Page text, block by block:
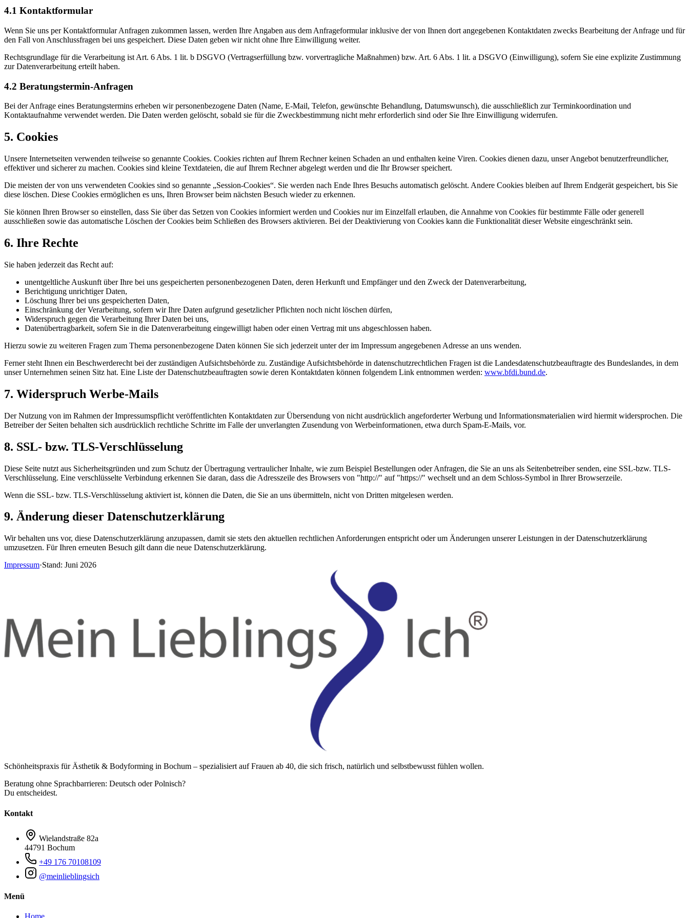
4.1 Kontaktformular
Wenn Sie uns per Kontaktformular Anfragen zukommen lassen, werden Ihre Angaben aus dem Anfrageformular inklusive der von Ihnen dort angegebenen Kontaktdaten zwecks Bearbeitung der Anfrage und für
den Fall von Anschlussfragen bei uns gespeichert. Diese Daten geben wir nicht ohne Ihre Einwilligung weiter.
Rechtsgrundlage für die Verarbeitung ist Art. 6 Abs. 1 lit. b DSGVO (Vertragserfüllung bzw. vorvertragliche Maßnahmen) bzw. Art. 6 Abs. 1 lit. a DSGVO (Einwilligung), sofern Sie eine explizite Zustimmung
zur Datenverarbeitung erteilt haben.
4.2 Beratungstermin-Anfragen
Bei der Anfrage eines Beratungstermins erheben wir personenbezogene Daten (Name, E-Mail, Telefon, gewünschte Behandlung, Datumswunsch), die ausschließlich zur Terminkoordination und
Kontaktaufnahme verwendet werden. Die Daten werden gelöscht, sobald sie für die Zweckbestimmung nicht mehr erforderlich sind oder Sie Ihre Einwilligung widerrufen.
5. Cookies
Unsere Internetseiten verwenden teilweise so genannte Cookies. Cookies richten auf Ihrem Rechner keinen Schaden an und enthalten keine Viren. Cookies dienen dazu, unser Angebot benutzerfreundlicher,
effektiver und sicherer zu machen. Cookies sind kleine Textdateien, die auf Ihrem Rechner abgelegt werden und die Ihr Browser speichert.
Die meisten der von uns verwendeten Cookies sind so genannte „Session-Cookies“. Sie werden nach Ende Ihres Besuchs automatisch gelöscht. Andere Cookies bleiben auf Ihrem Endgerät gespeichert, bis Sie
diese löschen. Diese Cookies ermöglichen es uns, Ihren Browser beim nächsten Besuch wieder zu erkennen.
Sie können Ihren Browser so einstellen, dass Sie über das Setzen von Cookies informiert werden und Cookies nur im Einzelfall erlauben, die Annahme von Cookies für bestimmte Fälle oder generell
ausschließen sowie das automatische Löschen der Cookies beim Schließen des Browsers aktivieren. Bei der Deaktivierung von Cookies kann die Funktionalität dieser Website eingeschränkt sein.
6. Ihre Rechte
Sie haben jederzeit das Recht auf:
unentgeltliche Auskunft über Ihre bei uns gespeicherten personenbezogenen Daten, deren Herkunft und Empfänger und den Zweck der Datenverarbeitung,
Berichtigung unrichtiger Daten,
Löschung Ihrer bei uns gespeicherten Daten,
Einschränkung der Verarbeitung, sofern wir Ihre Daten aufgrund gesetzlicher Pflichten noch nicht löschen dürfen,
Widerspruch gegen die Verarbeitung Ihrer Daten bei uns,
Datenübertragbarkeit, sofern Sie in die Datenverarbeitung eingewilligt haben oder einen Vertrag mit uns abgeschlossen haben.
Hierzu sowie zu weiteren Fragen zum Thema personenbezogene Daten können Sie sich jederzeit unter der im Impressum angegebenen Adresse an uns wenden.
Ferner steht Ihnen ein Beschwerderecht bei der zuständigen Aufsichtsbehörde zu. Zuständige Aufsichtsbehörde in datenschutzrechtlichen Fragen ist die Landesdatenschutzbeauftragte des Bundeslandes, in dem
unser Unternehmen seinen Sitz hat. Eine Liste der Datenschutzbeauftragten sowie deren Kontaktdaten können folgendem Link entnommen werden: www.bfdi.bund.de.
7. Widerspruch Werbe-Mails
Der Nutzung von im Rahmen der Impressumspflicht veröffentlichten Kontaktdaten zur Übersendung von nicht ausdrücklich angeforderter Werbung und Informationsmaterialien wird hiermit widersprochen. Die
Betreiber der Seiten behalten sich ausdrücklich rechtliche Schritte im Falle der unverlangten Zusendung von Werbeinformationen, etwa durch Spam-E-Mails, vor.
8. SSL- bzw. TLS-Verschlüsselung
Diese Seite nutzt aus Sicherheitsgründen und zum Schutz der Übertragung vertraulicher Inhalte, wie zum Beispiel Bestellungen oder Anfragen, die Sie an uns als Seitenbetreiber senden, eine SSL-bzw. TLS-
Verschlüsselung. Eine verschlüsselte Verbindung erkennen Sie daran, dass die Adresszeile des Browsers von "http://" auf "https://" wechselt und an dem Schloss-Symbol in Ihrer Browserzeile.
Wenn die SSL- bzw. TLS-Verschlüsselung aktiviert ist, können die Daten, die Sie an uns übermitteln, nicht von Dritten mitgelesen werden.
9. Änderung dieser Datenschutzerklärung
Wir behalten uns vor, diese Datenschutzerklärung anzupassen, damit sie stets den aktuellen rechtlichen Anforderungen entspricht oder um Änderungen unserer Leistungen in der Datenschutzerklärung
umzusetzen. Für Ihren erneuten Besuch gilt dann die neue Datenschutzerklärung.
Impressum·Stand: Juni 2026
Schönheitspraxis für Ästhetik & Bodyforming in Bochum – spezialisiert auf Frauen ab 40, die sich frisch, natürlich und selbstbewusst fühlen wollen.
Beratung ohne Sprachbarrieren: Deutsch oder Polnisch?
Du entscheidest.
Kontakt
Wielandstraße 82a
44791 Bochum
+49 176 70108109
@meinlieblingsich
Menü